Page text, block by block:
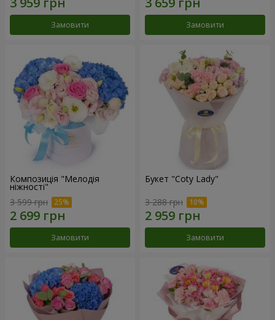
Замовити Замовити
Композиція "Мелодія
ніжності"
3 599 грн
Замовити
Букет "Coty Lady"
3 288 грн
Замовити